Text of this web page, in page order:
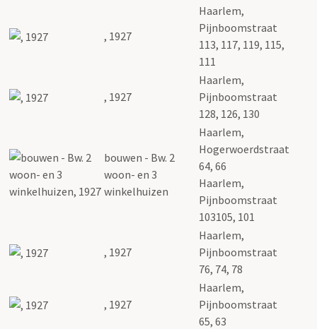
, 1927
Haarlem,
Pijnboomstraat
113, 117, 119, 115,
111
, 1927
Haarlem,
Pijnboomstraat
128, 126, 130
bouwen - Bw. 2
woon- en 3
winkelhuizen
Haarlem,
Hogerwoerdstraat
64, 66
Haarlem,
Pijnboomstraat
103105, 101
, 1927
Haarlem,
Pijnboomstraat
76, 74, 78
, 1927
Haarlem,
Pijnboomstraat
65, 63